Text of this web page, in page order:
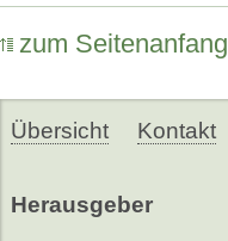
zum Seitenanfang
Übersicht Kontakt
Herausgeber